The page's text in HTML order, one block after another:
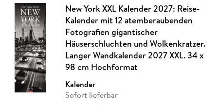
New York XXL Kalender 2027: Reise-
Kalender mit 12 atemberaubenden
Fotografien gigantischer
Häuserschluchten und Wolkenkratzer.
Langer Wandkalender 2027 XXL. 34 x
98 cm Hochformat
Kalender
Sofort lieferbar